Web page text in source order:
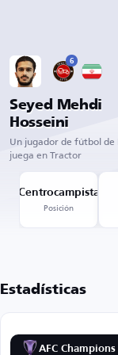
6
Seyed Mehdi
Hosseini
Un jugador de fútbol de
juega en Tractor
Centrocampista
Posición
Estadísticas
AFC